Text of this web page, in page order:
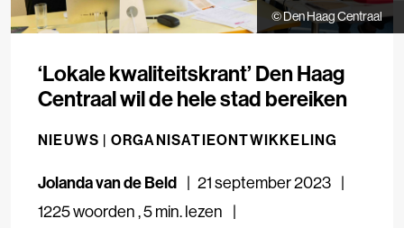
© Den Haag Centraal
‘Lokale kwaliteitskrant’ Den Haag
Centraal wil de hele stad bereiken
NIEUWS | ORGANISATIEONTWIKKELING
Jolanda van de Beld
21 september 2023
1225 woorden,5 min. lezen